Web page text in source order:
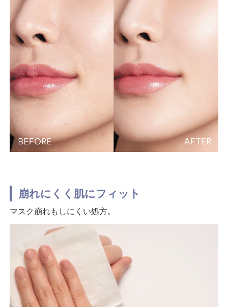
崩れにくく肌にフィット
マスク崩れもしにくい処方。